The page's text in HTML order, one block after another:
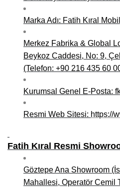
Niğde Mobilyacılar, Mobilya
Giresun Mobilya Mağazaları,
Marka Adı: Fatih Kıral
Merkez Fabrika & Global
Beykoz Caddesi, No: 9,
(Telefon: +90 216 435 60
Kurumsal Genel E-Posta:
Resmi Web Sitesi: https://
Fatih Kıral Resmi
Göztepe Ana Showroom
Mahallesi, Operatör Cemil